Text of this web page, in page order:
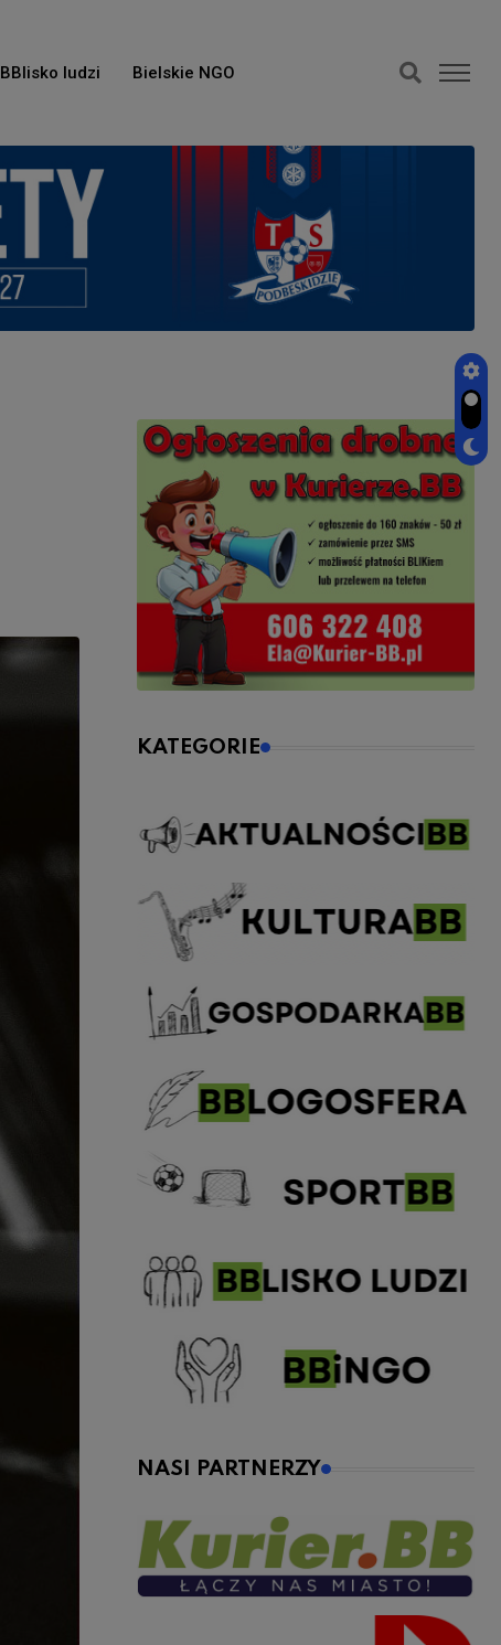
BBlisko ludzi Bielskie NGO
KATEGORIE
NASI PARTNERZY